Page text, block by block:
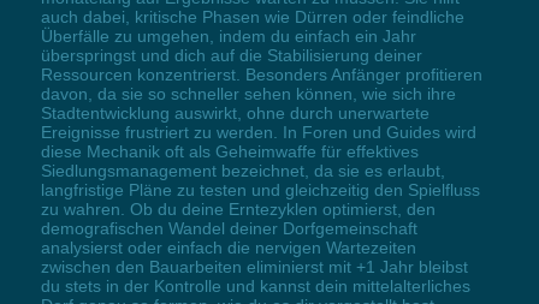
auch dabei, kritische Phasen wie Dürren oder feindliche
Überfälle zu umgehen, indem du einfach ein Jahr
überspringst und dich auf die Stabilisierung deiner
Ressourcen konzentrierst. Besonders Anfänger profitieren
davon, da sie so schneller sehen können, wie sich ihre
Stadtentwicklung auswirkt, ohne durch unerwartete
Ereignisse frustriert zu werden. In Foren und Guides wird
diese Mechanik oft als Geheimwaffe für effektives
Siedlungsmanagement bezeichnet, da sie es erlaubt,
langfristige Pläne zu testen und gleichzeitig den Spielfluss
zu wahren. Ob du deine Erntezyklen optimierst, den
demografischen Wandel deiner Dorfgemeinschaft
analysierst oder einfach die nervigen Wartezeiten
zwischen den Bauarbeiten eliminierst mit +1 Jahr bleibst
du stets in der Kontrolle und kannst dein mittelalterliches